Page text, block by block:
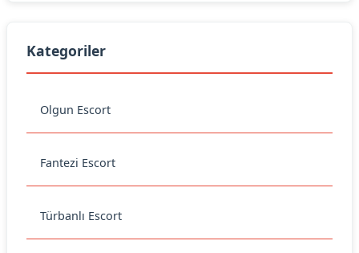
Kategoriler
Olgun Escort
Fantezi Escort
Türbanlı Escort